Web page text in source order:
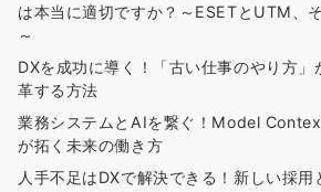
は本当に適切ですか？～ESETとUTM、
～
DXを成功に導く！「古い仕事のやり方」
革する方法
業務システムとAIを繋ぐ！Model
が拓く未来の働き方
人手不足はDXで解決できる！新しい採用